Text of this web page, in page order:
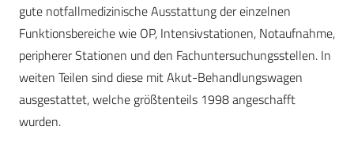
gute notfallmedizinische Ausstattung der einzelnen
Funktionsbereiche wie OP, Intensivstationen, Notaufnahme,
peripherer Stationen und den Fachuntersuchungsstellen. In
weiten Teilen sind diese mit Akut-Behandlungswagen
ausgestattet, welche größtenteils 1998 angeschafft
wurden.